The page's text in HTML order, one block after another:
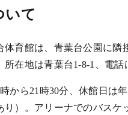
いて
体育館は、青葉台公園に隣
在地は青葉台1-8-1、電話
から21時30分、休館日は
り）。アリーナでのバスケ